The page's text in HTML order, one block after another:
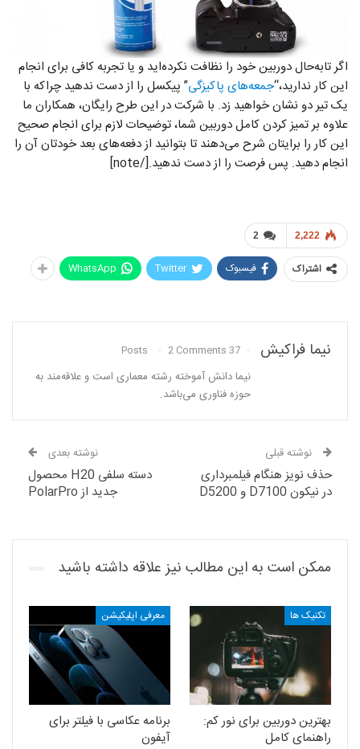
اگر تابه‌حال دوربین خود را نظافت نکرده‌اید و یا تجربه کافی برای انجام
این کار ندارید،“جمعه‌های پاکیزگی” پیکسل را از دست ندهید چراکه با
یک تیر دو نشان خواهید زد. با شرکت در این طرح رایگان، همکاران ما
علاوه بر تمیز کردن کامل دوربین شما، توضیحات لازم برای انجام صحیح
این کار را برایتان شرح می‌دهند تا بتوانید از دفعه‌های بعد خودتان آن را
انجام دهید. پس فرصت را از دست ندهید.[/note]
2 2,222
اشتراک فیسبوک Twitter
WhatsApp
نیما فراکیش 37 Posts
2 Comments
نیما دانش آموخته رشته معماری است و علاقه‌مند به
حوزه فناوری می‌باشد.
نوشته قبلی
حذف نویز‌ هنگام فیلمبرداری
در نیکون D7100 و D5200
نوشته بعدی
دسته سلفی H20 محصول
جدید از PolarPro
ممکن است به این مطالب نیز علاقه داشته باشید
تکنیک ها
بهترین دوربین برای نور کم:
راهنمای کامل
معرفی اپلیکیشن
برنامه عکاسی با فیلتر برای
آیفون